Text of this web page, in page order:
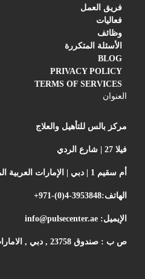
فريق العمل
فعاليات
وظائف
الأسئلة المتكررة
BLOG
PRIVACY POLICY
TERMS OF SERVICES
العنوان
مركز بالس للتأهيل والعلاج
فيلا 27 | شارع الردي
أم سقيم 1 | دبي | الإمارات العربية المتحدة
الهاتف:+971-(0)4-3953848
الإيميل: info@pulsecenter.ae
ص ب : صندوق 23758 , دبي , الامارات العربية المتحدة